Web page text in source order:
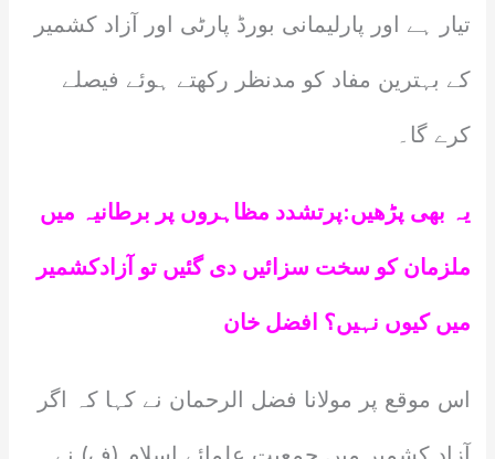
تیار ہے اور پارلیمانی بورڈ پارٹی اور آزاد کشمیر
کے بہترین مفاد کو مدنظر رکھتے ہوئے فیصلے
کرے گا۔
یہ بھی پڑھیں:پرتشدد مظاہروں پر برطانیہ میں
ملزمان کو سخت سزائیں دی گئیں تو آزادکشمیر
میں کیوں نہیں؟ افضل خان
اس موقع پر مولانا فضل الرحمان نے کہا کہ اگر